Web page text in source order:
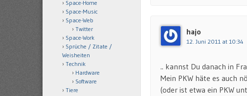
hajo
12. Juni 2011 at 10:34
.. kannst Du danach in
Mein PKW häte es auch
(oder ist etwa ein PKW
Space-Home
Space-Music
Space-Web
Twitter
Space-Work
Sprüche / Zitate /
Weisheiten
Technik
Hardware
Software
Tiere